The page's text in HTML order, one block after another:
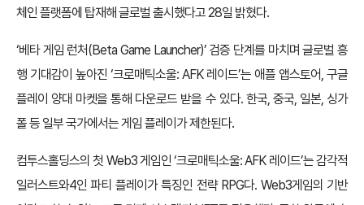
체인 플랫폼에 탑재해 글로벌 출시했다고 28일 밝혔다.
‘베타 게임 런처(Beta Game Launcher)’ 검증 단계를 마치며 글로벌 흥
행 기대감이 높아진 ‘크로매틱소울: AFK 레이드’는 애플 앱스토어, 구글
플레이 양대 마켓을 통해 다운로드 받을 수 있다. 한국, 중국, 일본, 싱가
폴 등 일부 국가에서는 게임 플레이가 제한된다.
컴투스홀딩스의 첫 Web3 게임인 ‘크로매틱소울: AFK 레이드’는 감각적
일러스트와4인 파티 플레이가 특징인 전략 RPG다. Web3게임의 기반